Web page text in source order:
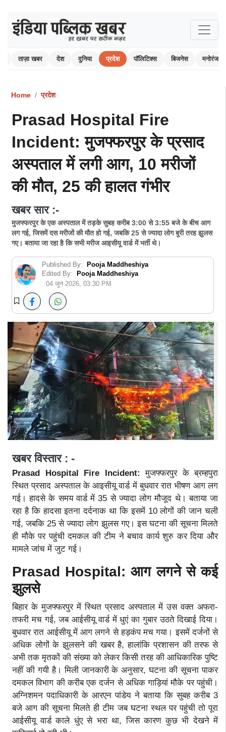
ताज़ा खबर देश दुनिया प्रदेश पॉलिटिक्स बिजनेस मनोरंजन
Home प्रदेश
Prasad Hospital Fire
Incident: मुजफ्फरपुर के प्रसाद
अस्पताल में लगी आग, 10 मरीजों
की मौत, 25 की हालत गंभीर
खबर सार :-
मुजफ्फरपुर के एक अस्पताल में तड़के सुबह करीब 3:00 से 3:55 बजे के बीच आग
लग गई, जिसमें दस मरीजों की मौत हो गई, जबकि 25 से ज्यादा लोग बुरी तरह झुलस
गए। बताया जा रहा है कि सभी मरीज आइसीयू वार्ड में भर्ती थे।
Published By:
Pooja Maddheshiya
Edited By:
Pooja Maddheshiya
04 जून 2026, 03:30 PM
खबर विस्तार : -
Prasad Hospital Fire Incident:मुजफ्फरपुर के ब्रम्हपुरा
स्थित प्रसाद अस्पताल के आइसीयू वार्ड में बुधवार रात भीषण आग लग
गई। हादसे के समय वार्ड में 35 से ज्यादा लोग मौजूद थे। बताया जा
रहा है कि हादसा इतना दर्दनाक था कि इसमें 10 लोगों की जान चली
गई, जबकि 25 से ज्यादा लोग झुलस गए। इस घटना की सूचना मिलते
ही मौके पर पहुंची दमकल की टीम ने बचाव कार्य शुरु कर दिया और
मामले जांच में जुट गई।
Prasad Hospital: आग लगने से कई
झुलसे
बिहार के मुजफ्फरपुर में स्थित प्रसाद अस्पताल में उस वक्त अफरा-
तफरी मच गई, जब आईसीयू वार्ड में धुएं का गुबार उठते दिखाई दिया।
बुधवार रात आईसीयू में आग लगने से हड़कंप मच गया। इसमें दर्जनों से
अधिक लोगों के झुलसने की खबर है, हालांकि प्रशासन की तरफ से
अभी तक मृतकों की संख्या को लेकर किसी तरह की आधिकारिक पुष्टि
नहीं की गयी है। मिली जानकारी के अनुसार, घटना की सूचना पाकर
दमकल विभाग की करीब एक दर्जन से अधिक गाड़ियां मौके पर पहुंची।
अग्निशमन पदाधिकारी के आरएन पांडेय ने बताया कि सुबह करीब 3
बजे आग की सूचना मिलते ही टीम जब घटना स्थल पर पहुंची तो पूरा
आईसीयू वार्ड काले धुंए से भरा था, जिस कारण कुछ भी देखने में